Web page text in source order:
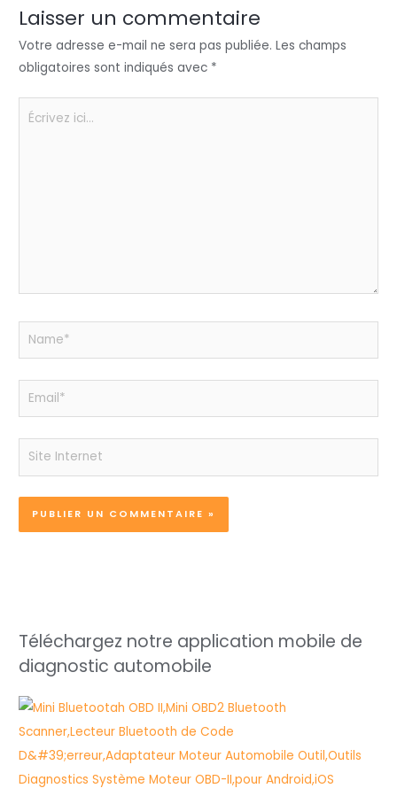
n o
o
k
p
p
er
Laisser un commentaire
Votre adresse e-mail ne sera pas publiée. Les champs
obligatoires sont indiqués avec *
Écrivez
Name*
Email*
Site
Téléchargez notre application mobile de
diagnostic automobile